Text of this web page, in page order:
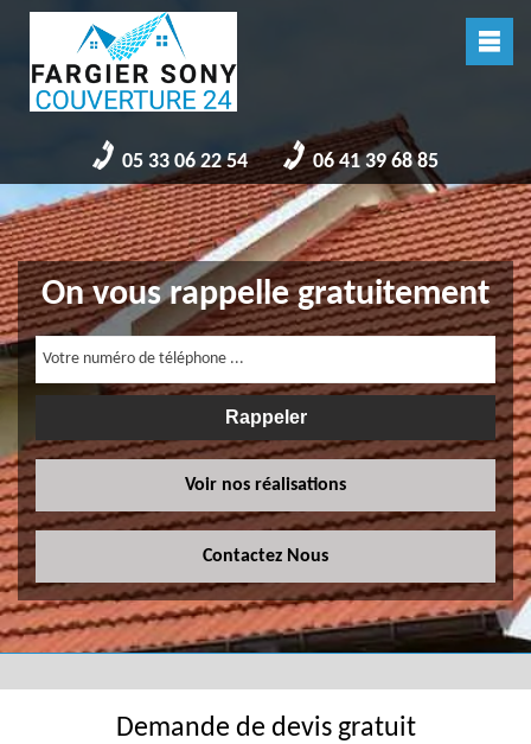
05 33 06 22 54 06 41 39 68 85
On vous rappelle gratuitement
Voir nos réalisations
Contactez Nous
Demande de devis gratuit